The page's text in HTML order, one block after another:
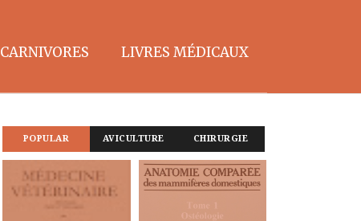
CARNIVORES LIVRES MÉDICAUX
POPULAR AVICULTURE CHIRURGIE